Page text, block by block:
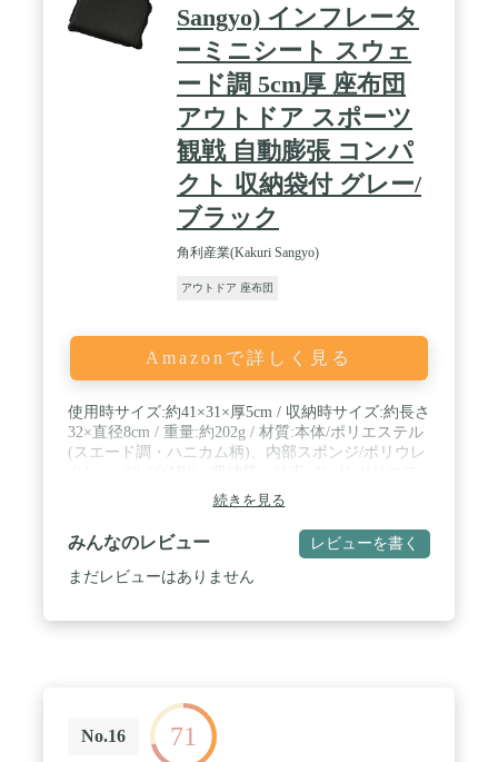
85g ※生産時期により、クッションの厚みが異なる
場合がございます、予めご理解ご了承ください。
Sangyo) インフレータ
ーミニシート スウェ
ード調 5cm厚 座布団
アウトドア スポーツ
観戦 自動膨張 コンパ
クト 収納袋付 グレー/
ブラック
角利産業(Kakuri Sangyo)
アウトドア 座布団
Amazonで詳しく見る
使用時サイズ:約41×31×厚5cm / 収納時サイズ:約長さ
32×直径8cm / 重量:約202g / 材質:本体/ポリエステル
(スエード調・ハニカム柄)、内部スポンジ/ポリウレ
テル / 部門名: ユニセックス大人
続きを見る
みんなのレビュー レビューを書く
まだレビューはありません
No.16 71